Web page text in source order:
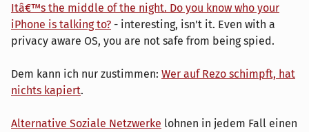
Itâ€™s the middle of the night. Do you know who your
iPhone is talking to? - interesting, isn't it. Even with a
privacy aware OS, you are not safe from being spied.
Dem kann ich nur zustimmen: Wer auf Rezo schimpft, hat
nichts kapiert.
Alternative Soziale Netzwerke lohnen in jedem Fall einen